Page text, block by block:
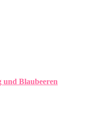
und Blaubeeren